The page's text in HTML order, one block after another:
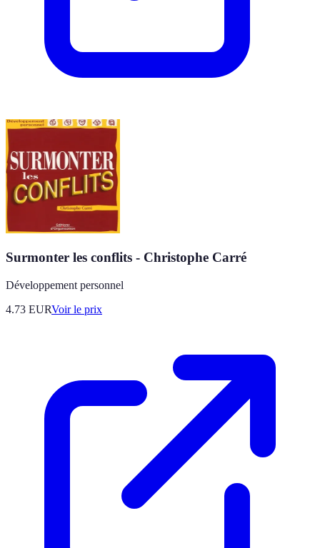
Surmonter les conflits - Christophe Carré
Développement personnel
4.73 EURVoir le prix